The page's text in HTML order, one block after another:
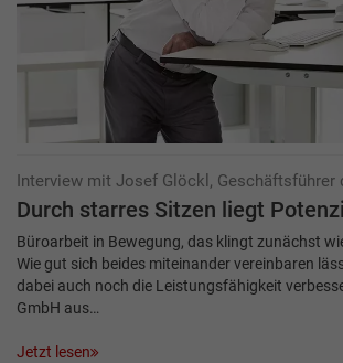
Interview mit Josef Glöckl, Geschäftsführer
Durch starres Sitzen liegt
Büroarbeit in Bewegung, das klingt zunächst
Wie gut sich beides miteinander vereinbaren
dabei auch noch die Leistungsfähigkeit
GmbH aus…
Jetzt lesen